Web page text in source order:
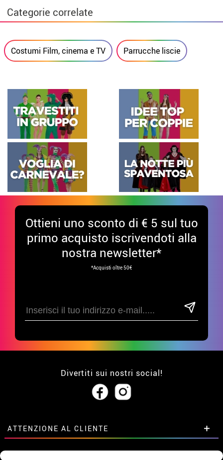
Categorie correlate
Costumi Film, cinema e TV Parrucche liscie
Ottieni uno sconto di € 5 sul tuo
primo acquisto iscrivendoti alla
nostra newsletter*
*Acquisti oltre 50€
Divertiti sui nostri social!
ATTENZIONE AL CLIENTE
• Su di noi